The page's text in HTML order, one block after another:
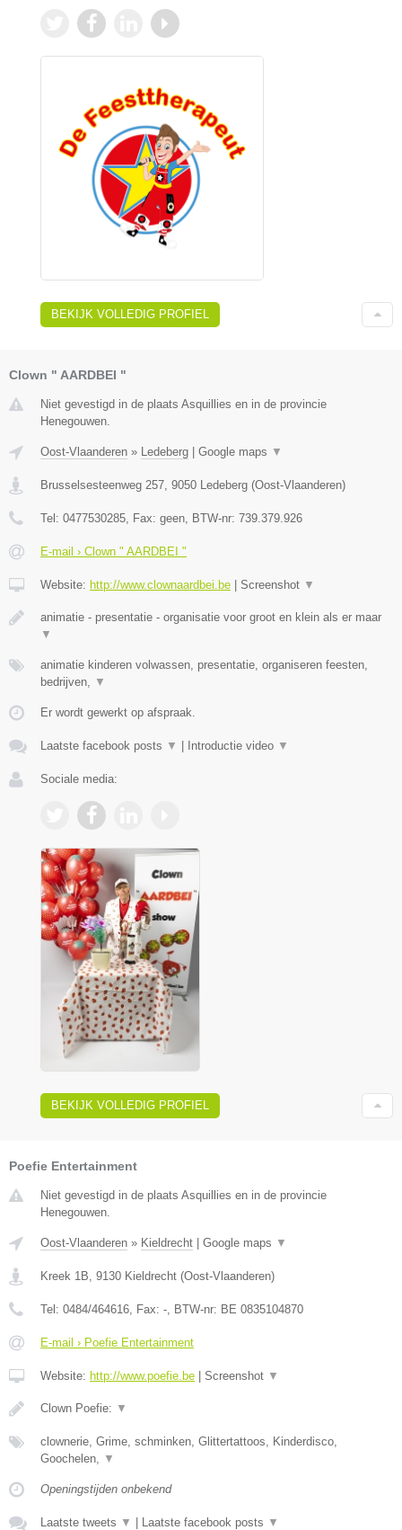
BEKIJK VOLLEDIG PROFIEL
Clown " AARDBEI "
Niet gevestigd in de plaats Asquillies en in de provincie
Henegouwen.
Oost-Vlaanderen » Ledeberg | Google maps ▼
Brusselsesteenweg 257 9050 Ledeberg (Oost-Vlaanderen)
Tel: 0477530285 , Fax: geen , BTW-nr: 739.379.926
E-mail › Clown " AARDBEI "
Website: http://www.clownaardbei.be | Screenshot ▼
animatie - presentatie - organisatie voor groot en klein als er maar
▼
animatie kinderen volwassen, presentatie, organiseren feesten,
bedrijven,
▼
Er wordt gewerkt op afspraak.
Laatste facebook posts ▼ | Introductie video ▼
Sociale media:
BEKIJK VOLLEDIG PROFIEL
Poefie Entertainment
Niet gevestigd in de plaats Asquillies en in de provincie
Henegouwen.
Oost-Vlaanderen » Kieldrecht | Google maps ▼
Kreek 1B 9130 Kieldrecht (Oost-Vlaanderen)
Tel: 0484/464616 , Fax: - , BTW-nr: BE 0835104870
E-mail › Poefie Entertainment
Website: http://www.poefie.be | Screenshot ▼
Clown Poefie: ▼
clownerie, Grime, schminken, Glittertattoos, Kinderdisco,
Goochelen,
▼
Openingstijden onbekend
Laatste tweets ▼ | Laatste facebook posts ▼